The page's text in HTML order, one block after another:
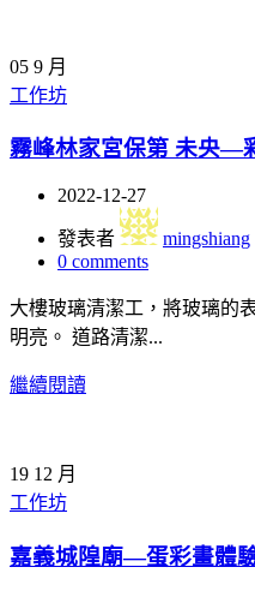
05 9 月
工作坊
霧峰林家宮保第 未央—
2022-12-27
發表者
mingshiang
0 comments
大樓玻璃清潔工，將玻璃的
明亮。 道路清潔...
繼續閱讀
19 12 月
工作坊
嘉義城隍廟—蛋彩畫體